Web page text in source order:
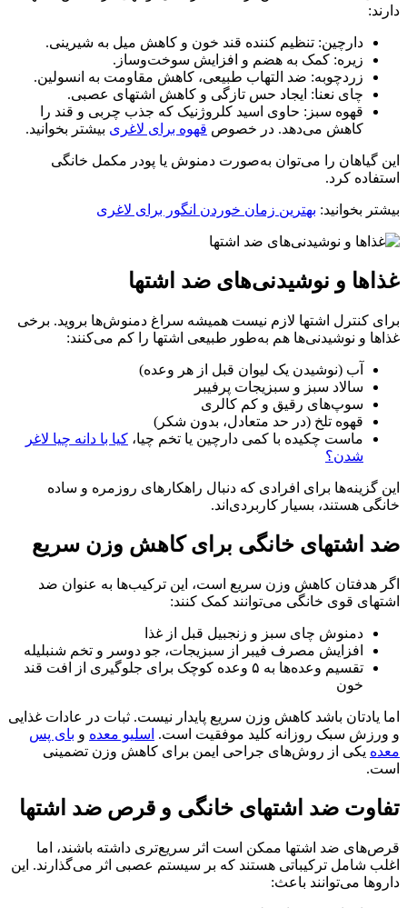
دارند:
دارچین: تنظیم‌ کننده قند خون و کاهش میل به شیرینی.
زیره: کمک به هضم و افزایش سوخت‌وساز.
زردچوبه: ضد التهاب طبیعی، کاهش مقاومت به انسولین.
چای نعنا: ایجاد حس تازگی و کاهش اشتهای عصبی.
قهوه سبز: حاوی اسید کلروژنیک که جذب چربی و قند را
کاهش می‌دهد. در خصوص قهوه برای لاغری بیشتر بخوانید.
این گیاهان را می‌توان به‌صورت دمنوش یا پودر مکمل خانگی
استفاده کرد.
بیشتر بخوانید: بهترین زمان خوردن انگور برای لاغری
غذاها و نوشیدنی‌های ضد اشتها
برای کنترل اشتها لازم نیست همیشه سراغ دمنوش‌ها بروید. برخی
غذاها و نوشیدنی‌ها هم به‌طور طبیعی اشتها را کم می‌کنند:
آب (نوشیدن یک لیوان قبل از هر وعده)
سالاد سبز و سبزیجات پرفیبر
سوپ‌های رقیق و کم‌ کالری
قهوه تلخ (در حد متعادل، بدون شکر)
ماست چکیده با کمی دارچین یا تخم چیا، کیا با دانه چیا لاغر
شدن؟
این گزینه‌ها برای افرادی که دنبال راهکارهای روزمره و ساده
خانگی هستند، بسیار کاربردی‌اند.
ضد اشتهای خانگی برای کاهش وزن سریع
اگر هدفتان کاهش وزن سریع است، این ترکیب‌ها به عنوان ضد
اشتهای قوی خانگی می‌توانند کمک کنند:
دمنوش چای سبز و زنجبیل قبل از غذا
افزایش مصرف فیبر از سبزیجات، جو دوسر و تخم شنبلیله
تقسیم وعده‌ها به ۵ وعده کوچک برای جلوگیری از افت قند
خون
اما یادتان باشد کاهش وزن سریع پایدار نیست. ثبات در عادات غذایی
و ورزش سبک روزانه کلید موفقیت است. اسلیو معده و بای پس
معده یکی از روش‌های جراحی ایمن برای کاهش وزن تضمینی
است.
تفاوت ضد اشتهای خانگی و قرص ضد اشتها
قرص‌های ضد اشتها ممکن است اثر سریع‌تری داشته باشند، اما
اغلب شامل ترکیباتی هستند که بر سیستم عصبی اثر می‌گذارند. این
داروها می‌توانند باعث: